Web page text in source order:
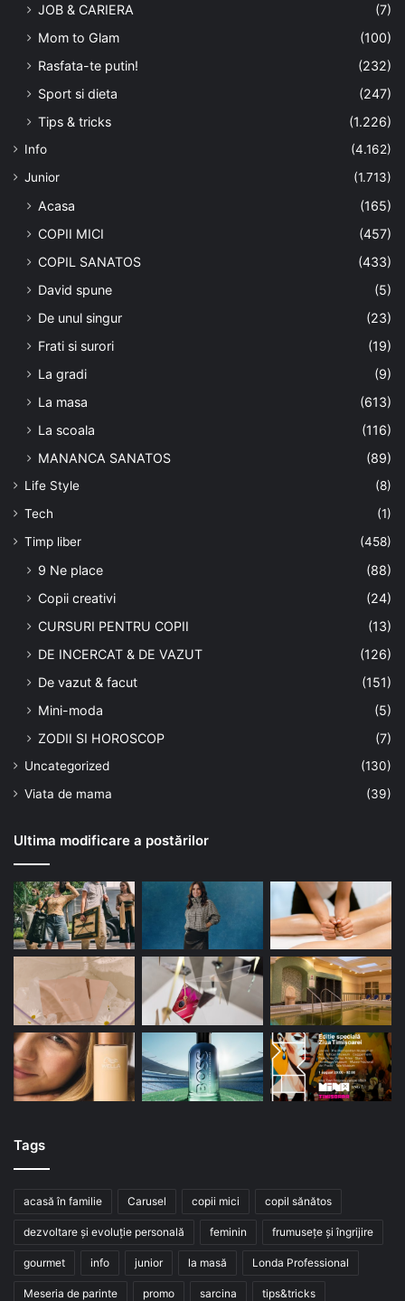
JOB & CARIERA
(7)
Mom to Glam
(100)
Rasfata-te putin!
(232)
Sport si dieta
(247)
Tips & tricks
(1.226)
Info
(4.162)
Junior
(1.713)
Acasa
(165)
COPII MICI
(457)
COPIL SANATOS
(433)
David spune
(5)
De unul singur
(23)
Frati si surori
(19)
La gradi
(9)
La masa
(613)
La scoala
(116)
MANANCA SANATOS
(89)
Life Style
(8)
Tech
(1)
Timp liber
(458)
9 Ne place
(88)
Copii creativi
(24)
CURSURI PENTRU COPII
(13)
DE INCERCAT & DE VAZUT
(126)
De vazut & facut
(151)
Mini-moda
(5)
ZODII SI HOROSCOP
(7)
Uncategorized
(130)
Viata de mama
(39)
Ultima modificare a postărilor
Tags
acasă în familie Carusel copii mici copil sănătos
dezvoltare și evoluție personală feminin frumusețe și îngrijire
gourmet info junior la masă Londa Professional
Meseria de parinte promo sarcina tips&tricks